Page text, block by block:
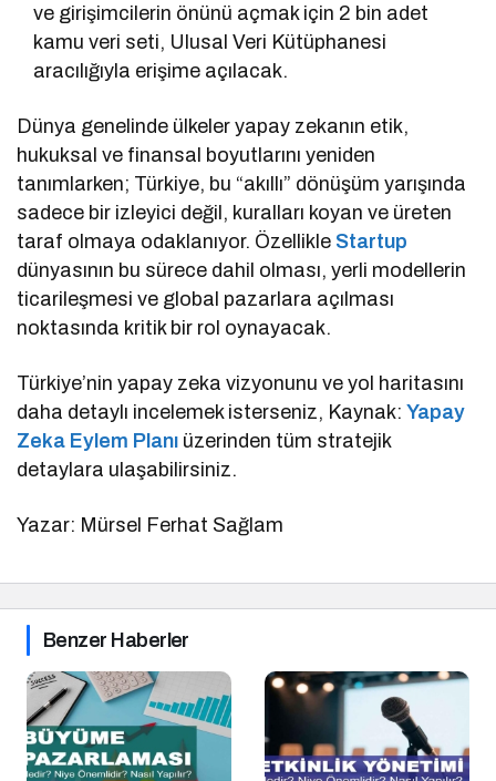
ve girişimcilerin önünü açmak için 2 bin adet
kamu veri seti, Ulusal Veri Kütüphanesi
aracılığıyla erişime açılacak.
Dünya genelinde ülkeler yapay zekanın etik,
hukuksal ve finansal boyutlarını yeniden
tanımlarken; Türkiye, bu “akıllı” dönüşüm yarışında
sadece bir izleyici değil, kuralları koyan ve üreten
taraf olmaya odaklanıyor. Özellikle Startup
dünyasının bu sürece dahil olması, yerli modellerin
ticarileşmesi ve global pazarlara açılması
noktasında kritik bir rol oynayacak.
Türkiye’nin yapay zeka vizyonunu ve yol haritasını
daha detaylı incelemek isterseniz, Kaynak:Yapay
Zeka Eylem Planı üzerinden tüm stratejik
detaylara ulaşabilirsiniz.
Yazar: Mürsel Ferhat Sağlam
Benzer Haberler